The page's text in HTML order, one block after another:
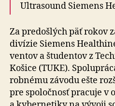
Ultrasound Siemens
Za predošlých päť rokov
divízie Siemens
ventov a štu­dentov z
Košice (TUKE).
rob­nému závodu ešte
pre spo­loč­nosť pracuje